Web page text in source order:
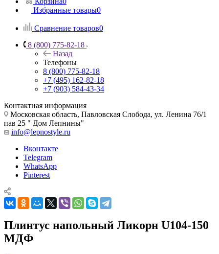
Избранные товары0
Сравнение товаров0
8 (800) 775-82-18
Назад
Телефоны
8 (800) 775-82-18
+7 (495) 162-82-18
+7 (903) 584-43-34
Контактная информация
Московская область, Павловская Слобода, ул. Ленина 76/1
пав 25 " Дом Лепнины"
info@lepnostyle.ru
Вконтакте
Telegram
WhatsApp
Pinterest
Плинтус напольный Ликорн U104-150
МДФ